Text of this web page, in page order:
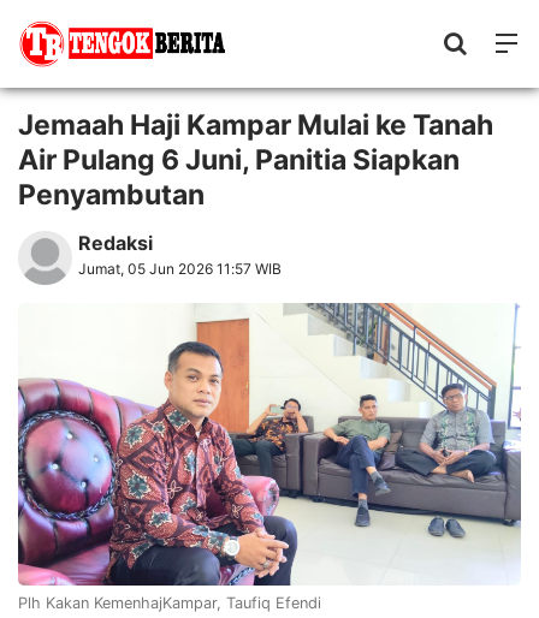
Jemaah Haji Kampar Mulai ke Tanah
Air Pulang 6 Juni, Panitia Siapkan
Penyambutan
Redaksi
Jumat, 05 Jun 2026 11:57 WIB
Plh Kakan KemenhajKampar, Taufiq Efendi